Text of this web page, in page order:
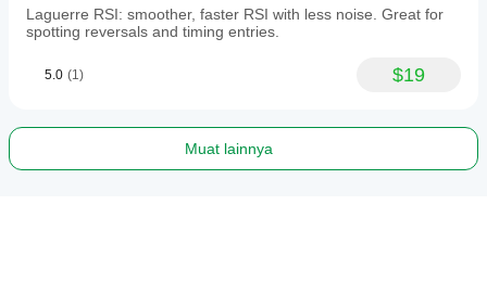
Laguerre RSI: smoother, faster RSI with less noise. Great for
spotting reversals and timing entries.
5.0 (1) $19
Muat lainnya